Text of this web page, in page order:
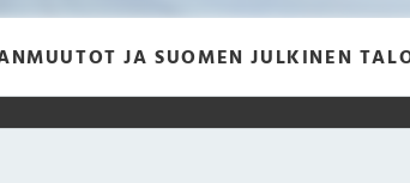
JA SUOMEN JULKINEN